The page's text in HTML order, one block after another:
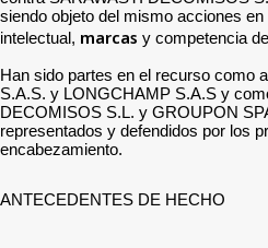
siendo objeto del mismo acciones en
intelectual, marcas y competencia
Han sido partes en el recurso como
S.A.S. y LONGCHAMP S.A.S y
DECOMISOS S.L. y GROUPON
representados y defendidos por los
encabezamiento.
ANTECEDENTES DE HECHO